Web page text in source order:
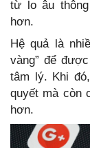
từ lo âu
hơn.
Hệ quả là
vàng” để
tâm lý. Khi
quyết mà còn
hơn.